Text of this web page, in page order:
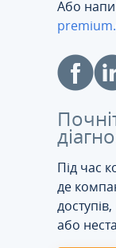
Або
Під час
де
або